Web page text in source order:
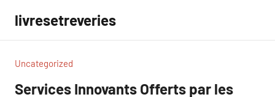
contenu
livresetreveries
Uncategorized
Services Innovants Offerts par les